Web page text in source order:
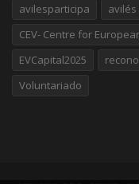
avilesparticipa
avilés
CEV- Centre for
EVCapital2025
Voluntariado